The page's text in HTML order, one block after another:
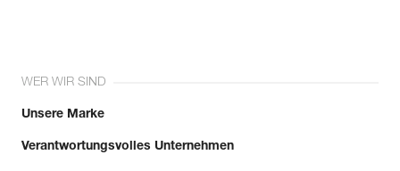
WER WIR SIND
Unsere Marke
Verantwortungsvolles Unternehmen